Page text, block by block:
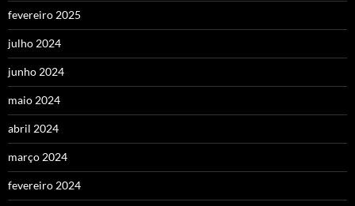
fevereiro 2025
julho 2024
junho 2024
maio 2024
abril 2024
março 2024
fevereiro 2024